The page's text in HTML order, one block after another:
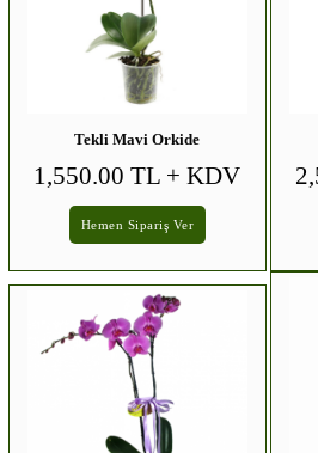
Tekli Mavi Orkide
1,550.00 TL + KDV
Hemen Sipariş Ver